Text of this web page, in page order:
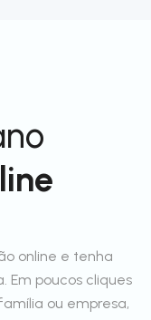
online e tenha
Em poucos cliques
ou empresa,